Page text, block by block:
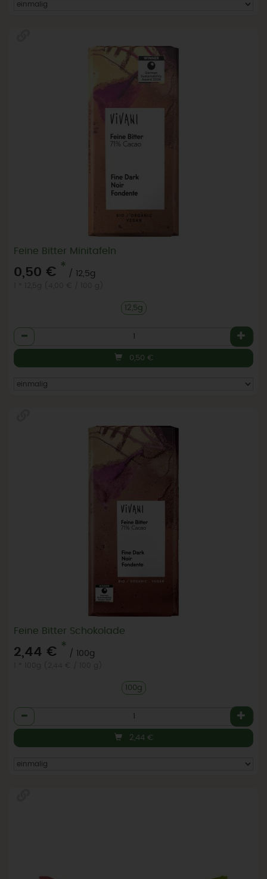
Feine Bitter Minitafeln
0,50 € *
/ 12,5g
12,5g
Anzahl
0,50 €
Feine Bitter Schokolade
2,44 € *
/ 100g
100g
Anzahl
2,44 €